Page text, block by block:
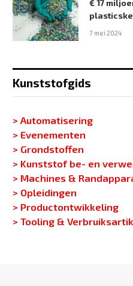
€ 17
7 mei 2024
Kunststofgids
> Automatisering
> Evenementen
> Grondstoffen
> Kunststof be- en
> Machines &
> Opleidingen
> Productontwikkeling
> Tooling &